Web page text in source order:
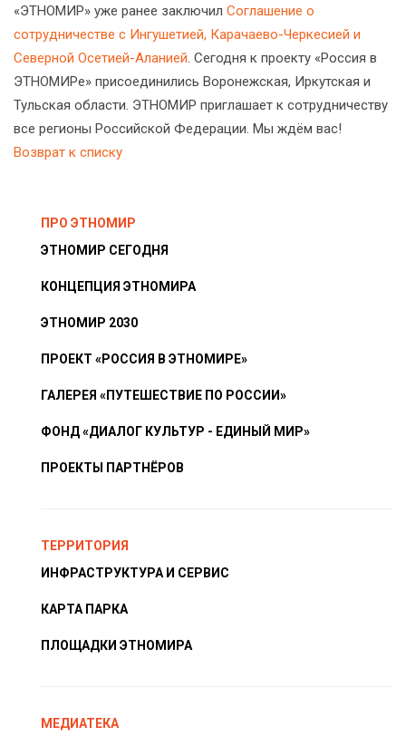
«ЭТНОМИР» уже ранее заключил Соглашение о
сотрудничестве с Ингушетией, Карачаево-Черкесией и
Северной Осетией-Аланией. Сегодня к проекту «Россия в
ЭТНОМИРе» присоединились Воронежская, Иркутская и
Тульская области. ЭТНОМИР приглашает к сотрудничеству
все регионы Российской Федерации. Мы ждём вас!
Возврат к списку
ПРО ЭТНОМИР
ЭТНОМИР СЕГОДНЯ
КОНЦЕПЦИЯ ЭТНОМИРА
ЭТНОМИР 2030
ПРОЕКТ «РОССИЯ В ЭТНОМИРЕ»
ГАЛЕРЕЯ «ПУТЕШЕСТВИЕ ПО РОССИИ»
ФОНД «ДИАЛОГ КУЛЬТУР - ЕДИНЫЙ МИР»
ПРОЕКТЫ ПАРТНЁРОВ
ТЕРРИТОРИЯ
ИНФРАСТРУКТУРА И СЕРВИС
КАРТА ПАРКА
ПЛОЩАДКИ ЭТНОМИРА
МЕДИАТЕКА